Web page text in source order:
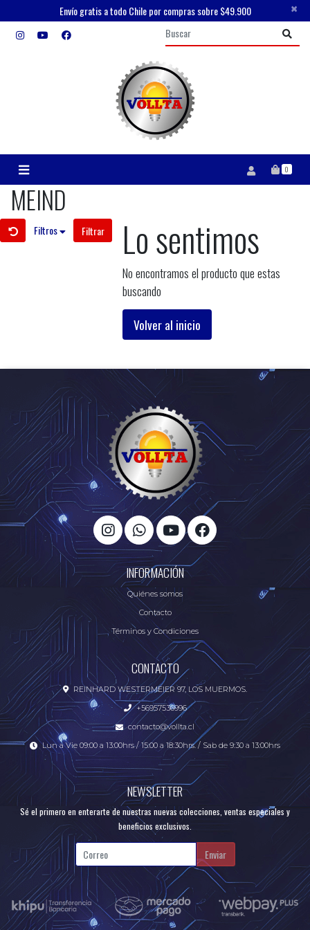
Envío gratis a todo Chile por compras sobre $49.900 ×
0
MEIND
Filtros Filtrar Lo sentimos
No encontramos el producto que estas
buscando
Volver al inicio
INFORMACIÓN
Quiénes somos
Contacto
Términos y Condiciones
CONTACTO
REINHARD WESTERMEIER 97, LOS MUERMOS.
+56957536996
contacto@vollta.cl
Lun a Vie 09:00 a 13:00hrs / 15:00 a 18:30hrs. / Sab de 9:30 a 13:00hrs
NEWSLETTER
Sé el primero en enterarte de nuestras nuevas colecciones, ventas especiales y
beneficios exclusivos.
Enviar